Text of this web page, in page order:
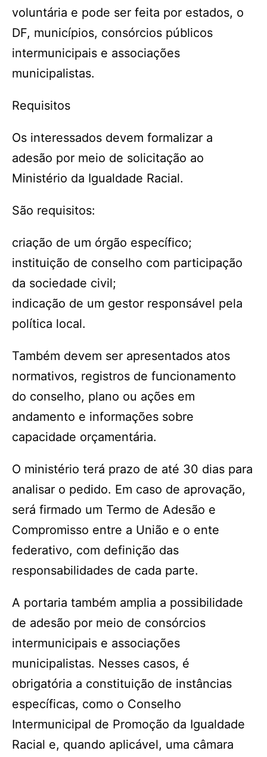
voluntária e pode ser feita por estados, o
DF, municípios, consórcios públicos
intermunicipais e associações
municipalistas.
Requisitos
Os interessados devem formalizar a
adesão por meio de solicitação ao
Ministério da Igualdade Racial.
São requisitos:
criação de um órgão específico;
instituição de conselho com participação
da sociedade civil;
indicação de um gestor responsável pela
política local.
Também devem ser apresentados atos
normativos, registros de funcionamento
do conselho, plano ou ações em
andamento e informações sobre
capacidade orçamentária.
O ministério terá prazo de até 30 dias para
analisar o pedido. Em caso de aprovação,
será firmado um Termo de Adesão e
Compromisso entre a União e o ente
federativo, com definição das
responsabilidades de cada parte.
A portaria também amplia a possibilidade
de adesão por meio de consórcios
intermunicipais e associações
municipalistas. Nesses casos, é
obrigatória a constituição de instâncias
específicas, como o Conselho
Intermunicipal de Promoção da Igualdade
Racial e, quando aplicável, uma câmara